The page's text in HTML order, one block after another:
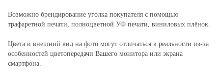
Возможно брендирование уголка покупателя с помощью
трафаретной печати, полноцветной УФ печати, виниловых плёнок.
Цвета и внешний вид на фото могут отличаться в реальности из-за
особенностей цветопередачи Вашего монитора или экрана
смартфона.